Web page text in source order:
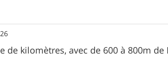
de kilomètres, avec de 600 à 800m de